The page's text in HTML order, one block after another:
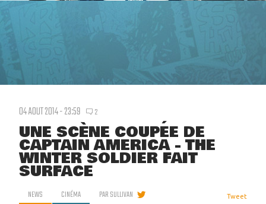
04 AOUT 2014 - 23:59 2
UNE SCÈNE COUPÉE DE
CAPTAIN AMERICA - THE
WINTER SOLDIER FAIT
SURFACE
NEWS CINÉMA PARSULLIVAN Tweet